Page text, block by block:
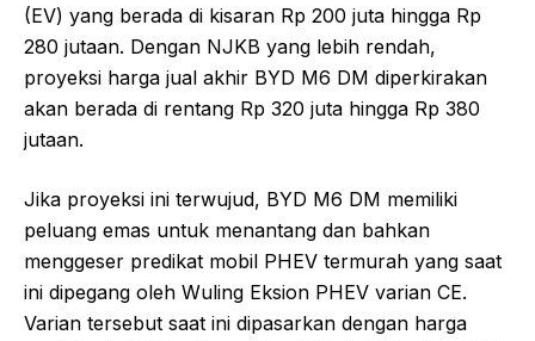
(EV) yang berada di kisaran Rp 200 juta hingga Rp
280 jutaan. Dengan NJKB yang lebih rendah,
proyeksi harga jual akhir BYD M6 DM diperkirakan
akan berada di rentang Rp 320 juta hingga Rp 380
jutaan.
Jika proyeksi ini terwujud, BYD M6 DM memiliki
peluang emas untuk menantang dan bahkan
menggeser predikat mobil PHEV termurah yang saat
ini dipegang oleh Wuling Eksion PHEV varian CE.
Varian tersebut saat ini dipasarkan dengan harga